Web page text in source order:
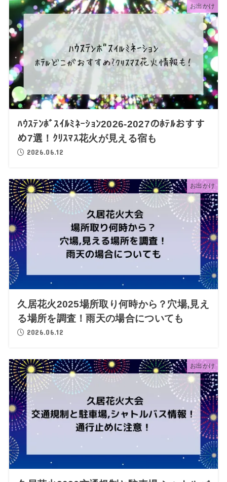
お出かけ
ﾊｳｽﾃﾝﾎﾞｽｲﾙﾐﾈｰｼｮﾝ2026-2027のﾎﾃﾙおすす
め7選！ｸﾘｽﾏｽ花火が見える宿も
2026.06.12
お出かけ
久居花火2025場所取り何時から？穴場,見え
る場所を調査！雨天の場合についても
2026.06.12
お出かけ